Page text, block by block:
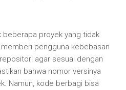
beberapa proyek yang tidak
pengguna kebebasan
agar sesuai dengan
bahwa nomor versinya
Namun, kode berbagi bisa